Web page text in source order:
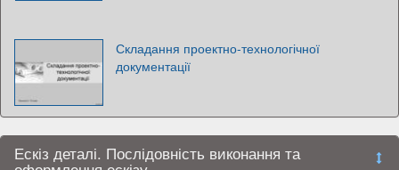
Складання проектно-технологічної
документації
Ескіз деталі. Послідовність виконання та